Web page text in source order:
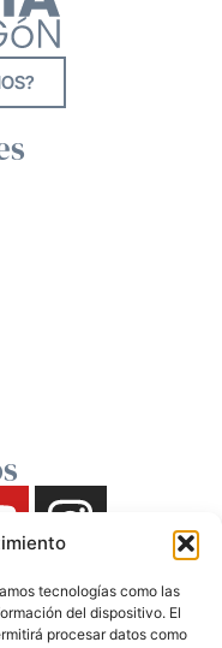
tecnologías como las
del dispositivo. El
procesar datos como